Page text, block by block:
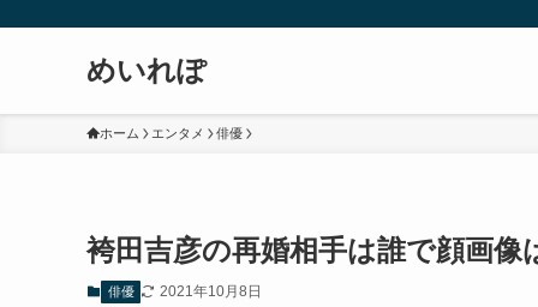
めいれぽ
ホーム エンタメ 俳優
袴田吉彦の再婚相手は誰で顔画
俳優 2021年10月8日